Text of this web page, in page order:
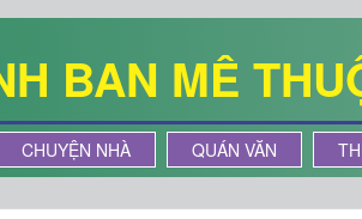
BAN MÊ
CHUYỆN NHÀ QUÁN VĂN